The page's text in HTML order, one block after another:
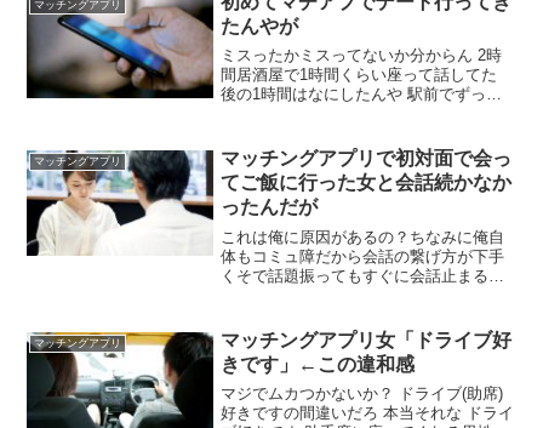
ケメンなら向こうからいいねが何件かは
確実に来る
マッチングアプリ
たんやが
ミスったかミスってないか分からん 2時
間居酒屋で1時間くらい座って話してた
後の1時間はなにしたんや 駅前でずっと
してもうたんやが いけんのこれ 成功やろ
1時間も話してくれる子おらん
マッチングアプリ
マッチングアプリで初対面で会っ
てご飯に行った女と会話続かなか
ったんだが
これは俺に原因があるの？ちなみに俺自
体もコミュ障だから会話の繋げ方が下手
くそで話題振ってもすぐに会話止まるし
手に気を使わせて話し振らせるパターン
は続かないよ 女の話し8割で自分の話し2
割でいい 普通に出会ってたら盛り上がら
なくて当然
マッチングアプリ
マッチングアプリ女「ドライブ好
きです」←この違和感
マジでムカつかないか？ ドライブ(助席)
好きですの間違いだろ 本当それな ドライ